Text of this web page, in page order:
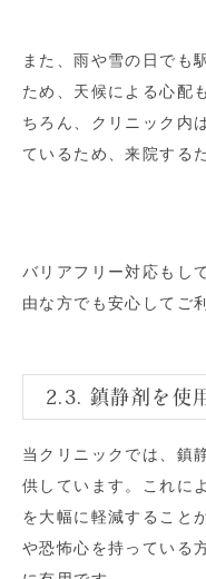
また、雨や雪の日でも
ため、天候による心配
ちろん、クリニック内
ているため、来院する
バリアフリー対応もし
由な方でも安心してご
2.3. 鎮静剤を使
当クリニックでは、鎮
供しています。これに
を大幅に軽減すること
や恐怖心を持っている